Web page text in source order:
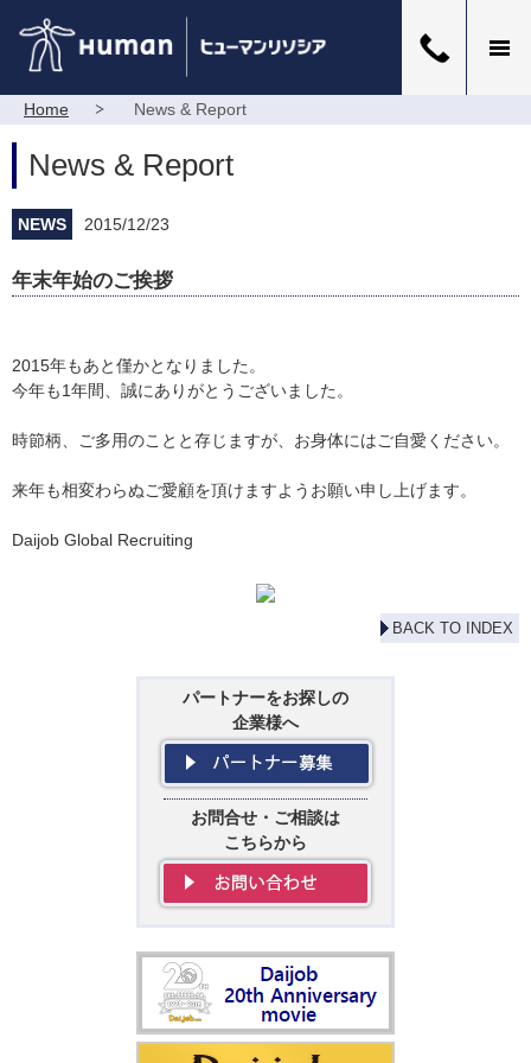
Home News & Report
News & Report
NEWS 2015/12/23
年末年始のご挨拶
2015年もあと僅かとなりました。
今年も1年間、誠にありがとうございました。
時節柄、ご多用のことと存じますが、お身体にはご自愛ください。
来年も相変わらぬご愛顧を頂けますようお願い申し上げます。
Daijob Global Recruiting
BACK TO INDEX
パートナーをお探しの
企業様へ
お問合せ・ご相談は
こちらから